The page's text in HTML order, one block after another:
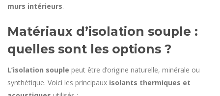
murs intérieurs.
Matériaux d’isolation souple :
quelles sont les options ?
L’isolation souple peut être d’origine naturelle, minérale ou
synthétique. Voici les principaux isolants thermiques et